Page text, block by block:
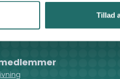
Tillad